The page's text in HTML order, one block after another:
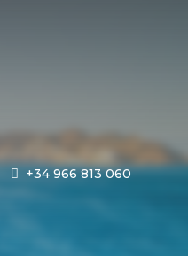
+34 966 813 060